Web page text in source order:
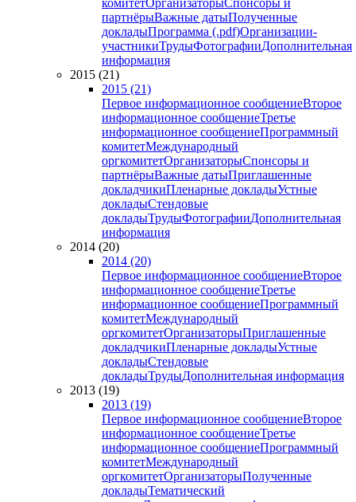
комитетОрганизаторыСпонсоры и
партнёрыВажные датыПолученные
докладыПрограмма (.pdf)Организации-
участникиТрудыФотографииДополнительная
информация
2015 (21)
2015 (21)
Первое информационное сообщениеВторое
информационное сообщениеТретье
информационное сообщениеПрограммный
комитетМеждународный
оргкомитетОрганизаторыСпонсоры и
партнёрыВажные датыПриглашенные
докладчикиПленарные докладыУстные
докладыСтендовые
докладыТрудыФотографииДополнительная
информация
2014 (20)
2014 (20)
Первое информационное сообщениеВторое
информационное сообщениеТретье
информационное сообщениеПрограммный
комитетМеждународный
оргкомитетОрганизаторыПриглашенные
докладчикиПленарные докладыУстные
докладыСтендовые
докладыТрудыДополнительная информация
2013 (19)
2013 (19)
Первое информационное сообщениеВторое
информационное сообщениеТретье
информационное сообщениеПрограммный
комитетМеждународный
оргкомитетОрганизаторыПолученные
докладыТематический